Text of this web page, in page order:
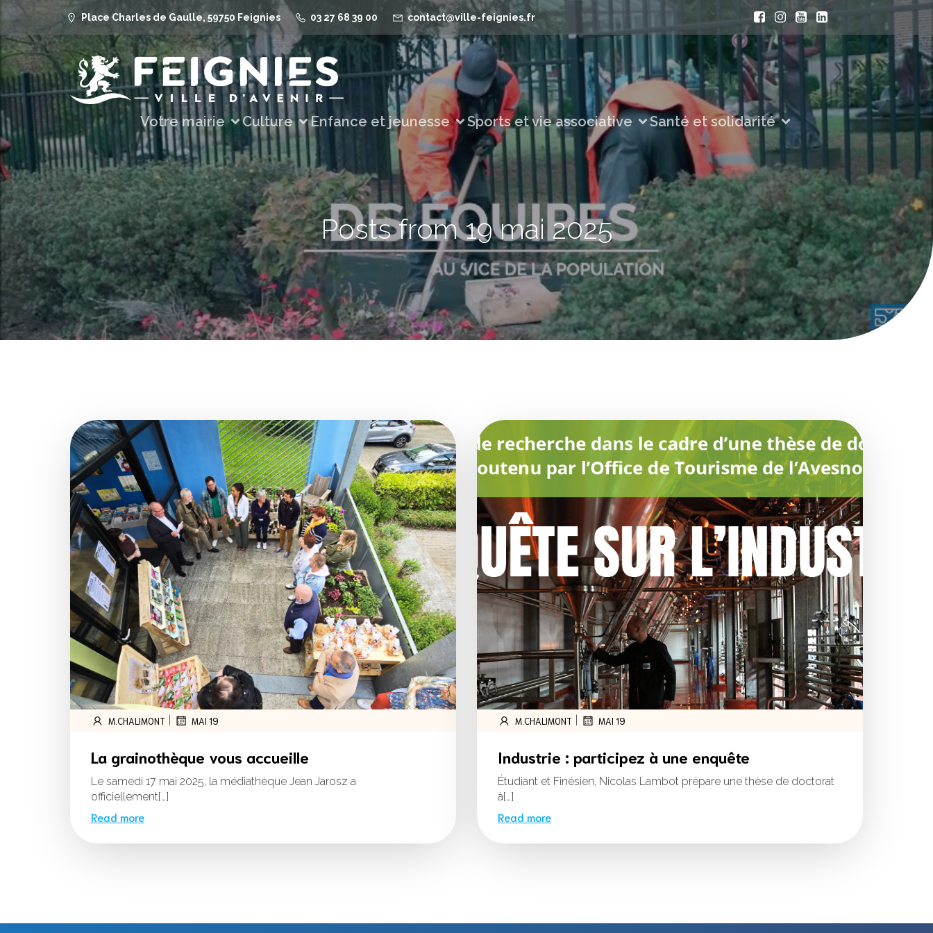
Place Charles de Gaulle, 59750 Feignies 03 27 68 39 00 contact@ville-feignies.fr
Votre mairie Culture Enfance et jeunesse Sports et vie associative Santé et solidarité
Posts from 19 mai 2025
M.CHALIMONT MAI 19
La grainothèque vous accueille
Le samedi 17 mai 2025, la médiathèque Jean Jarosz a
officiellement[…]
Read more
M.CHALIMONT MAI 19
Industrie : participez à une enquête
Étudiant et Finésien, Nicolas Lambot prépare une thèse de doctorat
à[…]
Read more